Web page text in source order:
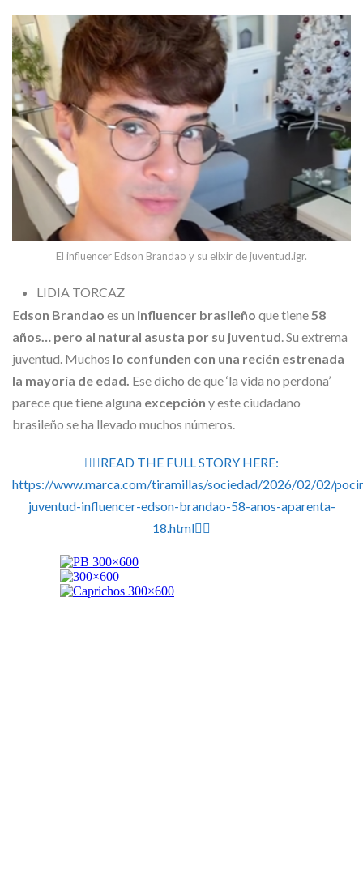
El influencer Edson Brandao y su elixir de juventud.igr.
LIDIA TORCAZ
Edson Brandao es un influencer brasileño que tiene 58
años… pero al natural asusta por su juventud . Su extrema
juventud. Muchos lo confunden con una recién estrenada
la mayoría de edad. Ese dicho de que ‘la vida no perdona’
parece que tiene alguna excepción y este ciudadano
brasileño se ha llevado muchos números.
👉🏽READ THE FULL STORY HERE:
https://www.marca.com/tiramillas/sociedad/2026/02/02/
juventud-influencer-edson-brandao-58-anos-aparenta-
18.html👈🏽